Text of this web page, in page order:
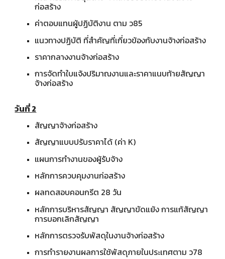
ก่อสร้าง
ค่าตอบแทนผู้ปฏิบัติงาน ตาม ว85
แนวทางปฏิบัติ ที่สำคัญที่เกี่ยวข้องกับงานจ้างก่อสร้าง
ราคากลางงานจ้างก่อสร้าง
การจัดทำใบแจ้งปริมาณงานและราคาแนบท้ายสัญญา
จ้างก่อสร้าง
วันที่ 2
สัญญาจ้างก่อสร้าง
สัญญาแบบปรับราคาได้ (ค่า K)
แผนการทำงานของผู้รับจ้าง
หลักการควบคุมงานก่อสร้าง
ผลทดสอบคอนกรีต 28 วัน
หลักการบริหารสัญญา สัญญาขัดแย้ง การแก้สัญญา
การบอกเลิกสัญญา
หลักการตรวจรับพัสดุในงานจ้างก่อสร้าง
การทำรายงานผลการใช้พัสดุภายในประเทศตาม ว78